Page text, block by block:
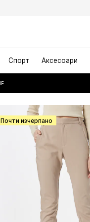
Спорт Аксесоари
Почти изчерпано